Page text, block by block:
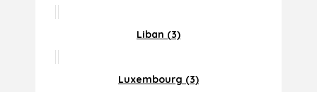
Liban (3)
Luxembourg (3)